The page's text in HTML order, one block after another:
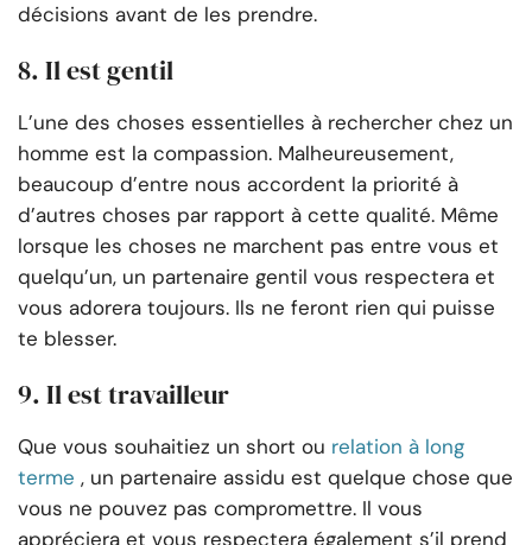
décisions avant de les prendre.
8. Il est gentil
L’une des choses essentielles à rechercher chez un
homme est la compassion. Malheureusement,
beaucoup d’entre nous accordent la priorité à
d’autres choses par rapport à cette qualité. Même
lorsque les choses ne marchent pas entre vous et
quelqu’un, un partenaire gentil vous respectera et
vous adorera toujours. Ils ne feront rien qui puisse
te blesser.
9. Il est travailleur
Que vous souhaitiez un short ou relation à long
terme , un partenaire assidu est quelque chose que
vous ne pouvez pas compromettre. Il vous
appréciera et vous respectera également s’il prend